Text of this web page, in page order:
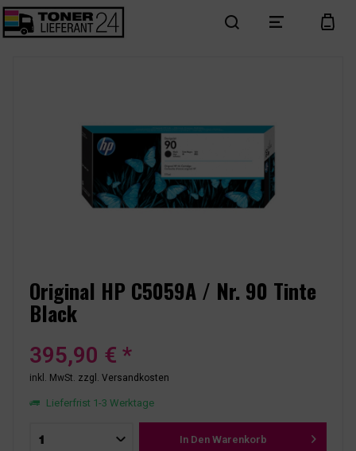
search menu cart
Original HP C5059A / Nr. 90 Tinte
Black
395,90 € *
inkl. MwSt. zzgl. Versandkosten
Lieferfrist 1-3 Werktage
In Den Warenkorb